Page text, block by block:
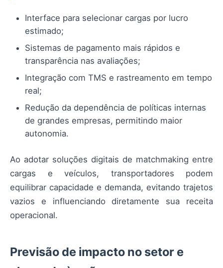
Interface para selecionar cargas por lucro
estimado;
Sistemas de pagamento mais rápidos e
transparência nas avaliações;
Integração com TMS e rastreamento em tempo
real;
Redução da dependência de políticas internas
de grandes empresas, permitindo maior
autonomia.
Ao adotar soluções digitais de matchmaking entre
cargas e veículos, transportadores podem
equilibrar capacidade e demanda, evitando trajetos
vazios e influenciando diretamente sua receita
operacional.
Previsão de impacto no setor e